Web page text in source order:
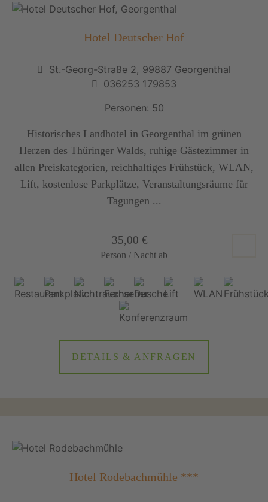
Hotel Deutscher Hof
St.-Georg-Straße 2, 99887 Georgenthal
036253 179853
Personen: 50
Historisches Landhotel in Georgenthal im grünen
Herzen des Thüringer Walds, ruhige Gästezimmer in
allen Preiskategorien, reichhaltiges Frühstück, WLAN,
Lift, kostenlose Parkplätze, Veranstaltungsräume für
Tagungen ...
35,00 €
Person / Nacht ab
DETAILS & ANFRAGEN
Hotel Rodebachmühle ***